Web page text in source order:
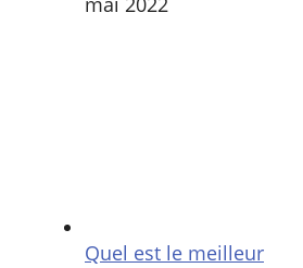
Quel est le meilleur